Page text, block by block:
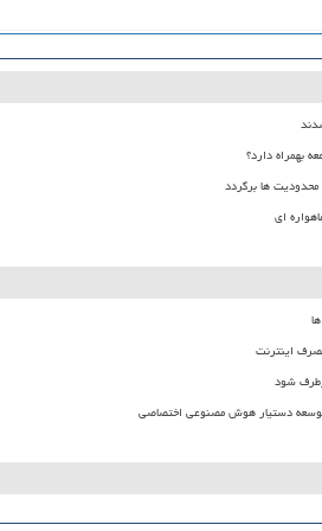
بهمراه دارد؟
ها برگردد
ای
اینترنت
شود
دستیار هوش مصنوعی اختصاصی